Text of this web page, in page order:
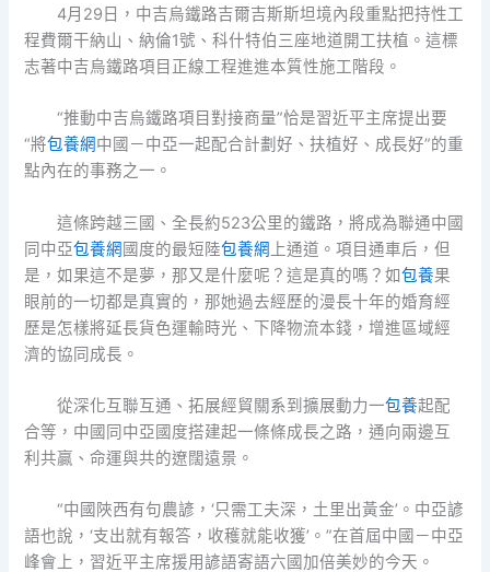
4月29日，中吉烏鐵路吉爾吉斯斯坦境內段重點把持性工
程費爾干納山、納倫1號、科什特伯三座地道開工扶植。這標
志著中吉烏鐵路項目正線工程進進本質性施工階段。
“推動中吉烏鐵路項目對接商量”恰是習近平主席提出要
“將包養網中國－中亞一起配合計劃好、扶植好、成長好”的重
點內在的事務之一。
這條跨越三國、全長約523公里的鐵路，將成為聯通中國
同中亞包養網 國度的最短陸包養網 上通道。項目通車后，但
是，如果這不是夢，那又是什麼呢？這是真的嗎？如包養果
眼前的一切都是真實的，那她過去經歷的漫長十年的婚育經
歷是怎樣將延長貨色運輸時光、下降物流本錢，增進區域經
濟的協同成長。
從深化互聯互通、拓展經貿關系到擴展動力一包養起配
合等，中國同中亞國度搭建起一條條成長之路，通向兩邊互
利共贏、命運與共的遼闊遠景。
“中國陜西有句農諺，‘只需工夫深，土里出黃金’。中亞諺
語也說，‘支出就有報答，收穫就能收獲’。”在首屆中國－中亞
峰會上，習近平主席援用諺語寄語六國加倍美妙的今天。